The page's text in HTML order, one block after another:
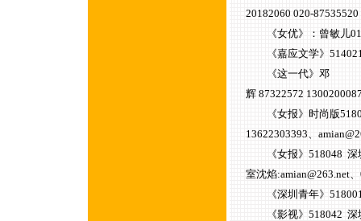
20182060 020-
《女优》：曾敏儿
《嘉应文学》514021
《这一代》邓
辉 87322572
《女报》时尚版
13622303393、
《女报》518048 深圳
室沈焰:amian@263.net
《深圳青年》518001
《影视》518042 深